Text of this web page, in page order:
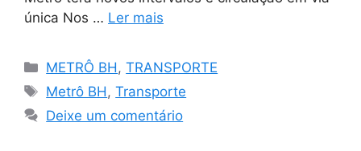
única Nos … Ler mais
Categorias
METRÔ BH ,TRANSPORTE
Tags
Metrô BH ,Transporte
Deixe um comentário